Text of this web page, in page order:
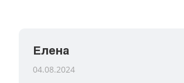
Елена
04.08.2024